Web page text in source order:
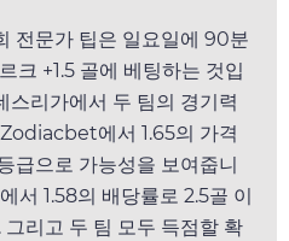
전문가 팁은 일요일에 90분
크 +1.5 골에 베팅하는 것입
스리가에서 두 팀의 경기력
Zodiacbet에서 1.65의 가격
급으로 가능성을 보여줍니
서 1.58의 배당률로 2.5골 이
리고 두 팀 모두 득점할 확